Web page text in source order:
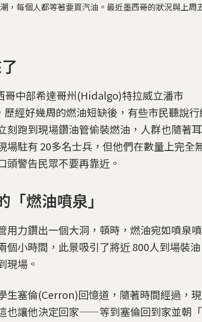
，每個人都等著要買汽油。最近墨西哥的狀況與上周
哥中部希達哥州(Hidalgo)特拉威立潘市
經好幾周的燃油短缺後，有些市民聽說行
刻跑到現場鑽油管偷裝燃油，人群也隨著
場駐有 20多名士兵，但他們在數量上完全
頭警告民眾不要再靠近。
「燃油噴泉」
用力鑽出一個大洞，頓時，燃油宛如噴泉
個小時間，此景吸引了將近 800人到場裝
現場。
生塞倫(Cerron)回憶道，隨著時間經過，
也讓他決定回家——等到塞倫回到家並朝